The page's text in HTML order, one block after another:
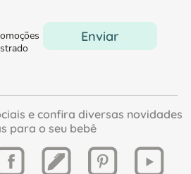
Enviar
e confira diversas novidades
para o seu bebê